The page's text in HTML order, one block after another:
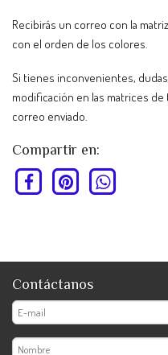
Recibirás un correo con la
con el orden de los colores.
Si tienes inconvenientes,
modificación en las matrices
correo enviado.
Compartir en:
Contáctanos